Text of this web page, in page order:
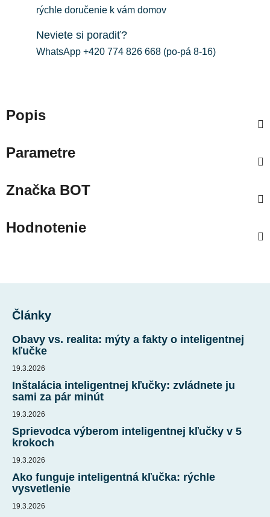
rýchle doručenie k vám domov
Neviete si poradiť?
WhatsApp +420 774 826 668 (po-pá 8-16)
Popis
Parametre
ZnačkaBOT
Hodnotenie
Články
Obavy vs. realita: mýty a fakty o inteligentnej
kľučke
19.3.2026
Inštalácia inteligentnej kľučky: zvládnete ju
sami za pár minút
19.3.2026
Sprievodca výberom inteligentnej kľučky v 5
krokoch
19.3.2026
Ako funguje inteligentná kľučka: rýchle
vysvetlenie
19.3.2026